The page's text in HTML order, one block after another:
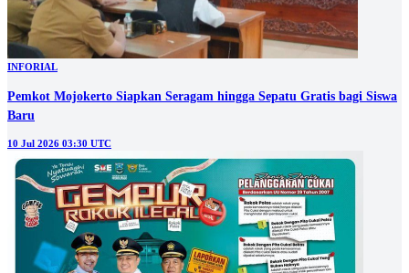
INFORIAL
Pemkot Mojokerto Siapkan Seragam hingga Sepatu Gratis bagi Siswa
Baru
10 Jul 2026 03:30 UTC